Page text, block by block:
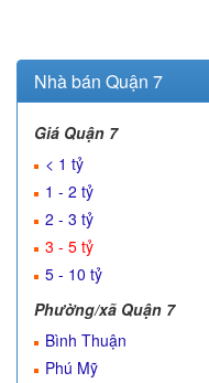
Nhà bán Quận 7
Giá Quận 7
< 1 tỷ
1 - 2 tỷ
2 - 3 tỷ
3 - 5 tỷ
5 - 10 tỷ
Phường/xã Quận 7
Bình Thuận
Phú Mỹ